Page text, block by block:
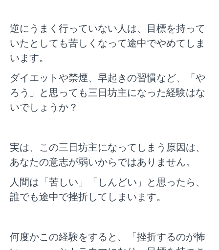
逆にうまく行っていない人は、目標を持って
いたとしても苦しくなって途中でやめてしま
います。
ダイエットや禁煙、早起きの習慣など、「や
ろう」と思っても三日坊主になった経験はな
いでしょうか？
実は、この三日坊主になってしまう原因は、
あなたの意志が弱いからではありません。
人間は「苦しい」「しんどい」と思ったら、
誰でも途中で挫折してしまいます。
何度かこの経験をすると、「挫折するのが怖